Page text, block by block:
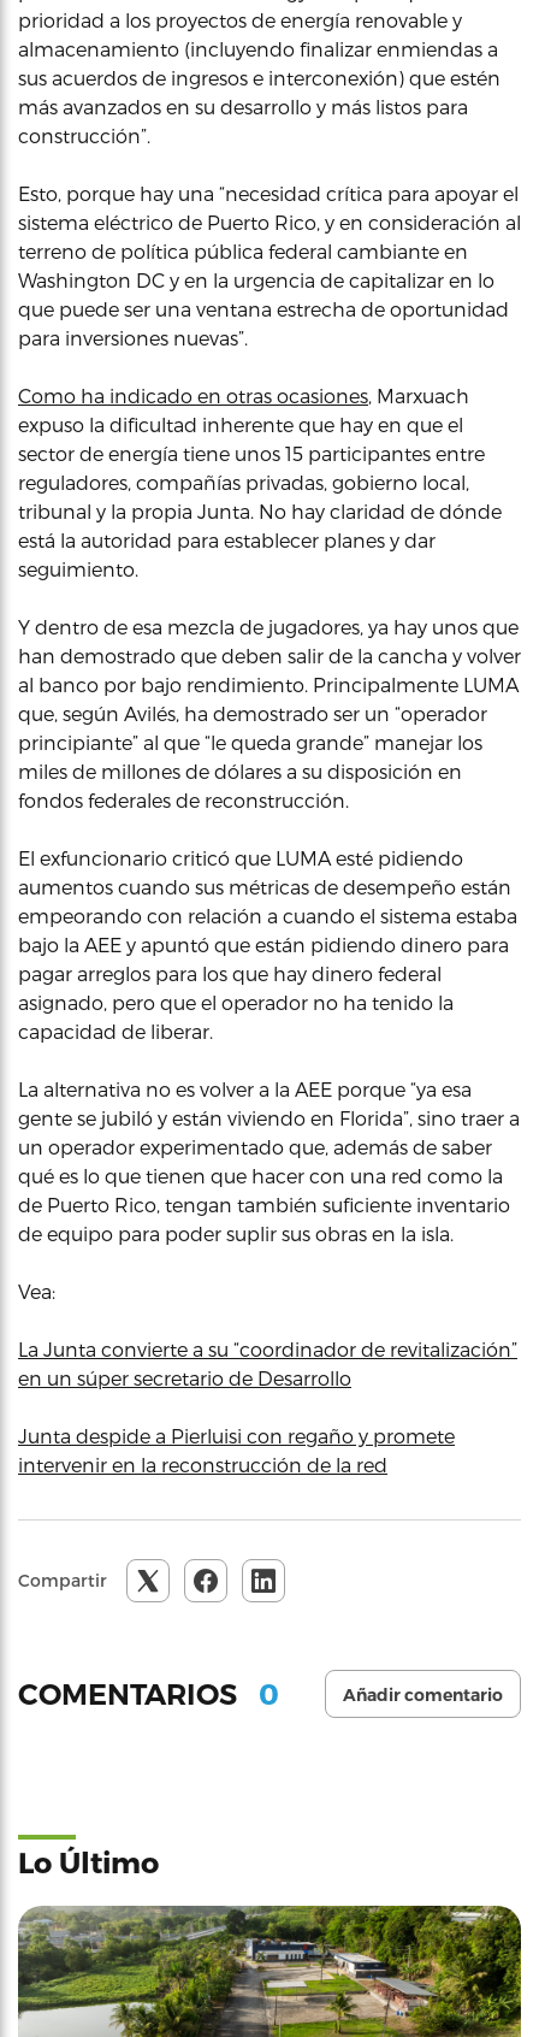
prioridad a los proyectos de energía renovable y
almacenamiento (incluyendo finalizar enmiendas a
sus acuerdos de ingresos e interconexión) que estén
más avanzados en su desarrollo y más listos para
construcción”.
Esto, porque hay una “necesidad crítica para apoyar el
sistema eléctrico de Puerto Rico, y en consideración al
terreno de política pública federal cambiante en
Washington DC y en la urgencia de capitalizar en lo
que puede ser una ventana estrecha de oportunidad
para inversiones nuevas”.
Como ha indicado en otras ocasiones, Marxuach
expuso la dificultad inherente que hay en que el
sector de energía tiene unos 15 participantes entre
reguladores, compañías privadas, gobierno local,
tribunal y la propia Junta. No hay claridad de dónde
está la autoridad para establecer planes y dar
seguimiento.
Y dentro de esa mezcla de jugadores, ya hay unos que
han demostrado que deben salir de la cancha y volver
al banco por bajo rendimiento. Principalmente LUMA
que, según Avilés, ha demostrado ser un “operador
principiante” al que “le queda grande” manejar los
miles de millones de dólares a su disposición en
fondos federales de reconstrucción.
El exfuncionario criticó que LUMA esté pidiendo
aumentos cuando sus métricas de desempeño están
empeorando con relación a cuando el sistema estaba
bajo la AEE y apuntó que están pidiendo dinero para
pagar arreglos para los que hay dinero federal
asignado, pero que el operador no ha tenido la
capacidad de liberar.
La alternativa no es volver a la AEE porque “ya esa
gente se jubiló y están viviendo en Florida”, sino traer a
un operador experimentado que, además de saber
qué es lo que tienen que hacer con una red como la
de Puerto Rico, tengan también suficiente inventario
de equipo para poder suplir sus obras en la isla.
Vea:
La Junta convierte a su “coordinador de revitalización”
en un súper secretario de Desarrollo
Junta despide a Pierluisi con regaño y promete
intervenir en la reconstrucción de la red
Compartir
COMENTARIOS 0 Añadir comentario
Lo Último